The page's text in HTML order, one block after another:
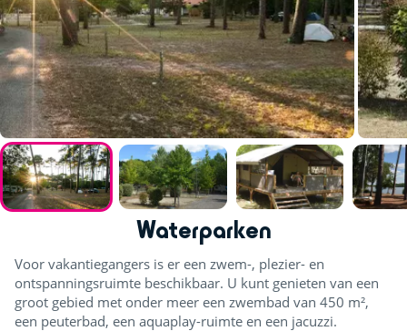
Waterparken
Voor vakantiegangers is er een zwem-, plezier- en
ontspanningsruimte beschikbaar. U kunt genieten van een
groot gebied met onder meer een zwembad van 450 m²,
een peuterbad, een aquaplay-ruimte en een jacuzzi.